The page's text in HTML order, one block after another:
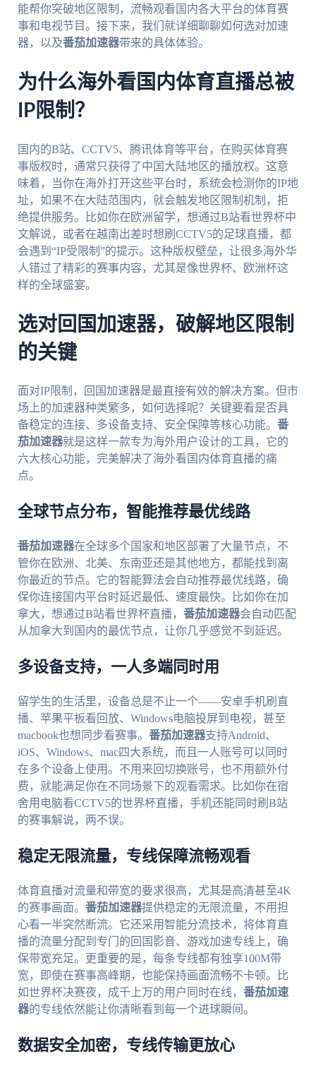
能帮你突破地区限制，流畅观看国内各大平台的体育赛
事和电视节目。接下来，我们就详细聊聊如何选对加速
器，以及番茄加速器带来的具体体验。
为什么海外看国内体育直播总被
IP限制？
国内的B站、CCTV5、腾讯体育等平台，在购买体育赛
事版权时，通常只获得了中国大陆地区的播放权。这意
味着，当你在海外打开这些平台时，系统会检测你的IP地
址，如果不在大陆范围内，就会触发地区限制机制，拒
绝提供服务。比如你在欧洲留学，想通过B站看世界杯中
文解说，或者在越南出差时想刷CCTV5的足球直播，都
会遇到“IP受限制”的提示。这种版权壁垒，让很多海外华
人错过了精彩的赛事内容，尤其是像世界杯、欧洲杯这
样的全球盛宴。
选对回国加速器，破解地区限制
的关键
面对IP限制，回国加速器是最直接有效的解决方案。但市
场上的加速器种类繁多，如何选择呢？关键要看是否具
备稳定的连接、多设备支持、安全保障等核心功能。 番
茄加速器就是这样一款专为海外用户设计的工具，它的
六大核心功能，完美解决了海外看国内体育直播的痛
点。
全球节点分布，智能推荐最优线路
番茄加速器在全球多个国家和地区部署了大量节点，不
管你在欧洲、北美、东南亚还是其他地方，都能找到离
你最近的节点。它的智能算法会自动推荐最优线路，确
保你连接国内平台时延迟最低、速度最快。比如你在加
拿大，想通过B站看世界杯直播， 番茄加速器会自动匹配
从加拿大到国内的最优节点，让你几乎感觉不到延迟。
多设备支持，一人多端同时用
留学生的生活里，设备总是不止一个——安卓手机刷直
播、苹果平板看回放、Windows电脑投屏到电视，甚至
macbook也想同步看赛事。 番茄加速器支持Android、
iOS、Windows、mac四大系统，而且一人账号可以同时
在多个设备上使用。不用来回切换账号，也不用额外付
费，就能满足你在不同场景下的观看需求。比如你在宿
舍用电脑看CCTV5的世界杯直播，手机还能同时刷B站
的赛事解说，两不误。
稳定无限流量，专线保障流畅观看
体育直播对流量和带宽的要求很高，尤其是高清甚至4K
的赛事画面。 番茄加速器提供稳定的无限流量，不用担
心看一半突然断流。它还采用智能分流技术，将体育直
播的流量分配到专门的回国影音、游戏加速专线上，确
保带宽充足。更重要的是，每条专线都有独享100M带
宽，即使在赛事高峰期，也能保持画面流畅不卡顿。比
如世界杯决赛夜，成千上万的用户同时在线， 番茄加速
器的专线依然能让你清晰看到每一个进球瞬间。
数据安全加密，专线传输更放心